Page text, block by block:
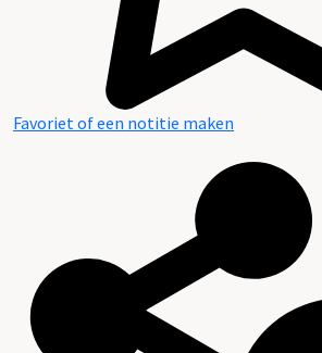
Favoriet of een notitie maken